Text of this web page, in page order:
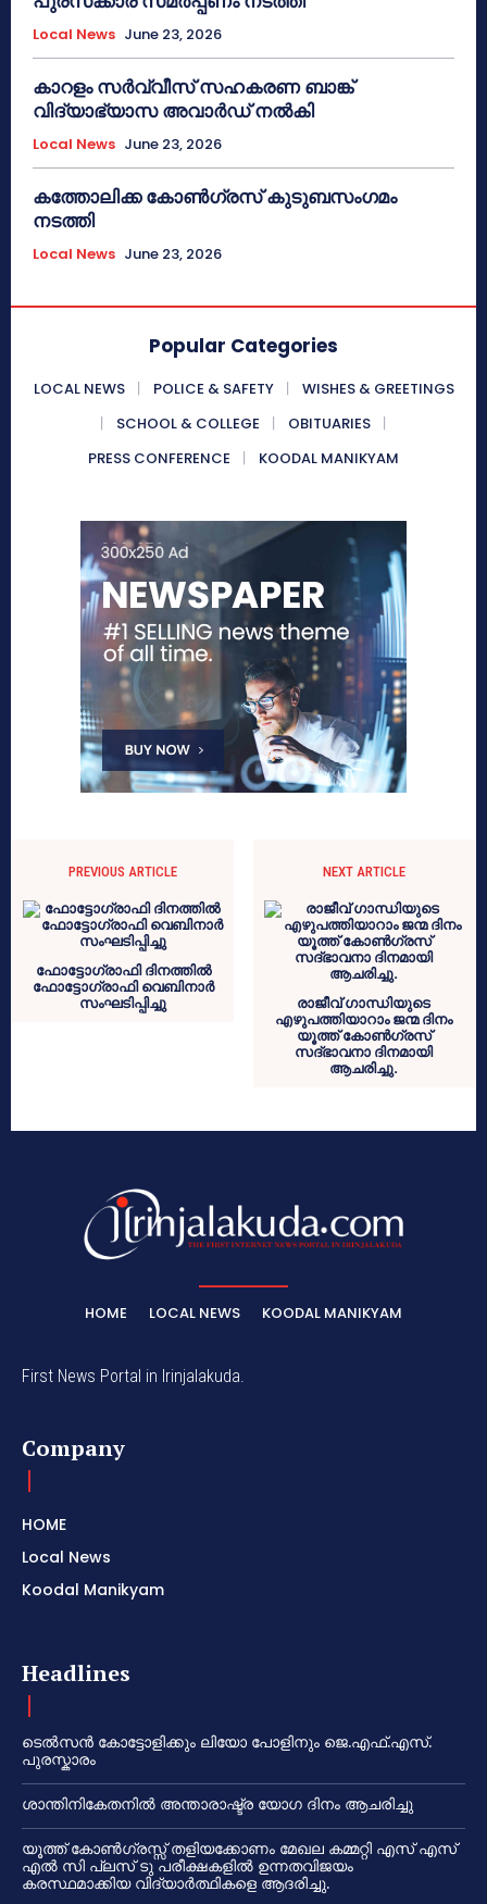
Local News June 23, 2026
കാറളം സർവ്വീസ് സഹകരണ ബാങ്ക്
വിദ്യാഭ്യാസ അവാർഡ് നൽകി
Local News June 23, 2026
കത്തോലിക്ക കോൺഗ്രസ് കുടുബസംഗമം
നടത്തി
Local News June 23, 2026
Popular Categories
LOCAL NEWS POLICE & SAFETY
WISHES & GREETINGS
SCHOOL & COLLEGE
OBITUARIES
PRESS CONFERENCE
KOODAL MANIKYAM
PREVIOUS ARTICLE
ഫോട്ടോഗ്രാഫി ദിനത്തിൽ
ഫോട്ടോഗ്രാഫി വെബിനാർ
സംഘടിപ്പിച്ചു
NEXT ARTICLE
രാജീവ് ഗാന്ധിയുടെ
എഴുപത്തിയാറാം ജന്മ ദിനം
യൂത്ത് കോൺഗ്രസ്
സദ്ഭാവനാ ദിനമായി
ആചരിച്ചു.
HOME LOCAL NEWS KOODAL MANIKYAM
First News Portal in Irinjalakuda.
Company
HOME
Local News
Koodal Manikyam
Headlines
ടെൽസൻ കോട്ടോളിക്കും ലിയോ പോളിനും ജെ.എഫ്.എസ്.
പുരസ്കാരം
ശാന്തിനികേതനിൽ അന്താരാഷ്ട്ര യോഗ ദിനം ആചരിച്ചു
യൂത്ത് കോൺഗ്രസ്സ് തളിയക്കോണം മേഖല കമ്മറ്റി എസ് എസ്
എൽ സി പ്ലസ് ടു പരീക്ഷകളിൽ ഉന്നതവിജയം
കരസ്ഥമാക്കിയ വിദ്യാർത്ഥികളെ ആദരിച്ചു.